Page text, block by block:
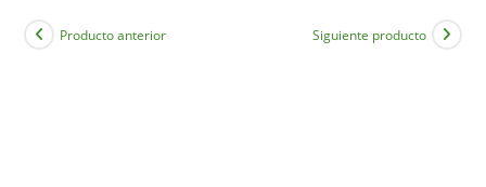
Producto anterior Siguiente producto